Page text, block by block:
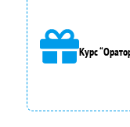
8
5
0
0
Курс